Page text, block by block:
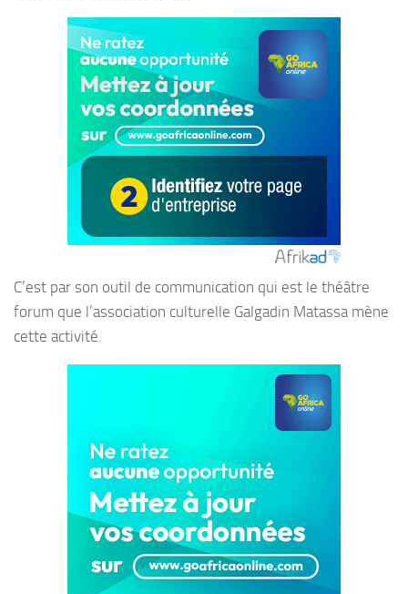
C’est par son outil de communication qui est le théâtre
forum que l’association culturelle Galgadin Matassa mène
cette activité.